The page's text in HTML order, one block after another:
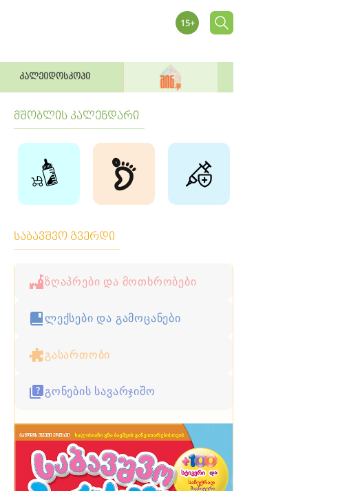
კალეიდოსკოპი
მშობლის კალენდარი
საბავშვო გვერდი
ზღაპრები და მოთხრობები
ლექსები და გამოცანები
გასართობი
გონების სავარჯიშო